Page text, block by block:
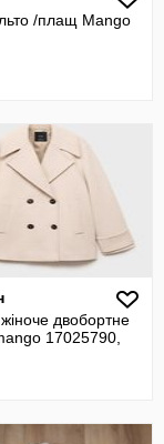
/плащ Mango
двобортне
17025790,